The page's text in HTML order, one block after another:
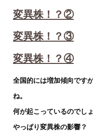
変異株！？②
変異株！？③
変異株！？④
全国的には増加傾向です
ね。
何が起こっているのでし
やっぱり変異株の影響？